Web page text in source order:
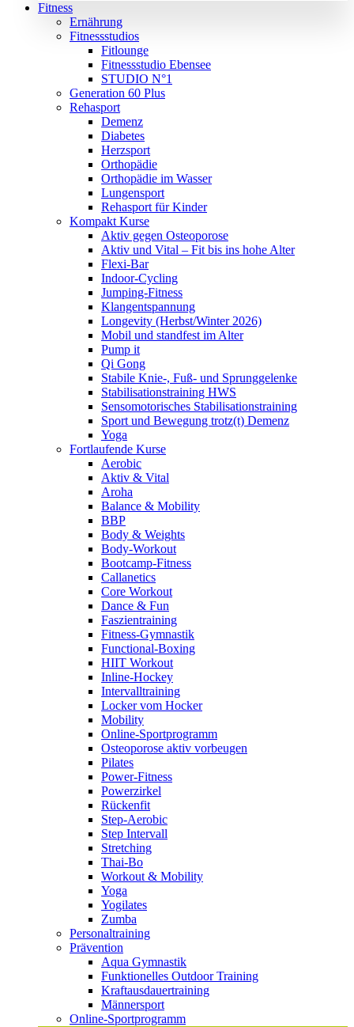
Fitness
Ernährung
Fitnessstudios
Fitlounge
Fitnessstudio Ebensee
STUDIO N°1
Generation 60 Plus
Rehasport
Demenz
Diabetes
Herzsport
Orthopädie
Orthopädie im Wasser
Lungensport
Rehasport für Kinder
Kompakt Kurse
Aktiv gegen Osteoporose
Aktiv und Vital – Fit bis ins hohe Alter
Flexi-Bar
Indoor-Cycling
Jumping-Fitness
Klangentspannung
Longevity (Herbst/Winter 2026)
Mobil und standfest im Alter
Pump it
Qi Gong
Stabile Knie-, Fuß- und Sprunggelenke
Stabilisationstraining HWS
Sensomotorisches Stabilisationstraining
Sport und Bewegung trotz(t) Demenz
Yoga
Fortlaufende Kurse
Aerobic
Aktiv & Vital
Aroha
Balance & Mobility
BBP
Body & Weights
Body-Workout
Bootcamp-Fitness
Callanetics
Core Workout
Dance & Fun
Faszientraining
Fitness-Gymnastik
Functional-Boxing
HIIT Workout
Inline-Hockey
Intervalltraining
Locker vom Hocker
Mobility
Online-Sportprogramm
Osteoporose aktiv vorbeugen
Pilates
Power-Fitness
Powerzirkel
Rückenfit
Step-Aerobic
Step Intervall
Stretching
Thai-Bo
Workout & Mobility
Yoga
Yogilates
Zumba
Personaltraining
Prävention
Aqua Gymnastik
Funktionelles Outdoor Training
Kraftausdauertraining
Männersport
Online-Sportprogramm